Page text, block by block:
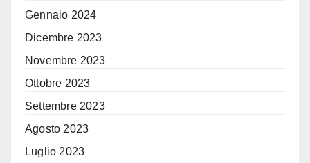
Gennaio 2024
Dicembre 2023
Novembre 2023
Ottobre 2023
Settembre 2023
Agosto 2023
Luglio 2023